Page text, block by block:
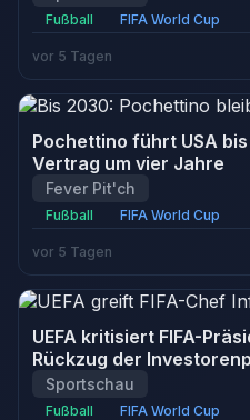
Fußball FIFA World Cup
vor 5 Tagen
Pochettino führt USA
Vertrag um vier Jahre
Fever Pit'ch
Fußball FIFA World Cup
vor 5 Tagen
UEFA kritisiert FIFA-
Rückzug der
Sportschau
Fußball FIFA World Cup